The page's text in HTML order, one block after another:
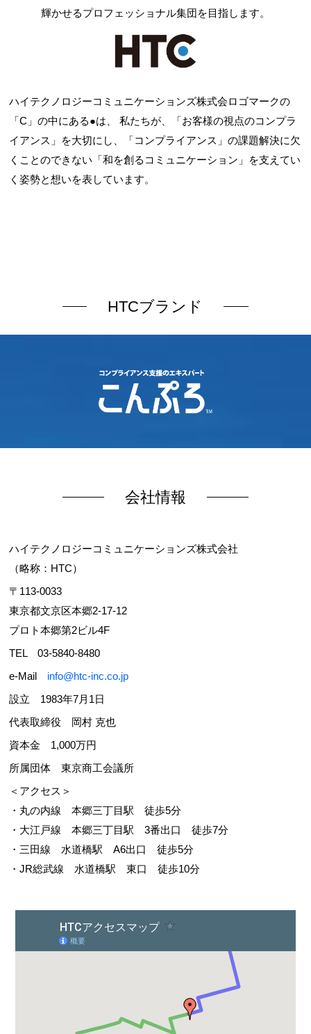
輝かせるプロフェッショナル集団を目指します。
ハイテクノロジーコミュニケーションズ株式会ロゴマークの
「C」の中にある●は、 私たちが、「お客様の視点のコンプラ
イアンス」を大切にし、「コンプライアンス」の課題解決に欠
くことのできない「和を創るコミュニケーション」を支えてい
く姿勢と想いを表しています。
HTCブランド
会社情報
ハイテクノロジーコミュニケーションズ株式会社
（略称：HTC）
〒113-0033
東京都文京区本郷2-17-12
プロト本郷第2ビル4F
TEL 03-5840-8480
e-Mail info@htc-inc.co.jp
設立 1983年7月1日
代表取締役 岡村 克也
資本金 1,000万円
所属団体 東京商工会議所
＜アクセス＞
・丸の内線 本郷三丁目駅 徒歩5分
・大江戸線 本郷三丁目駅 3番出口 徒歩7分
・三田線 水道橋駅 A6出口 徒歩5分
・JR総武線 水道橋駅 東口 徒歩10分